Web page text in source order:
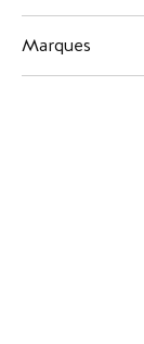
TU
Marques
*Chanel